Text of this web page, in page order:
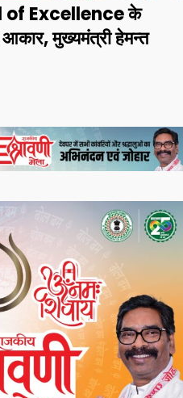
Excellence के
आकार, मुख्यमंत्री हेमन्त